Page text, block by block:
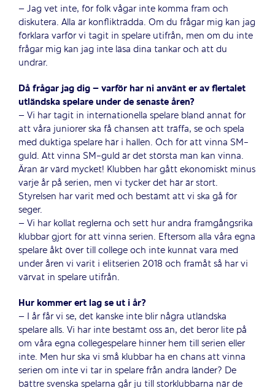
– Jag vet inte, för folk vågar inte komma fram och
diskutera. Alla är konflikträdda. Om du frågar mig kan jag
förklara varför vi tagit in spelare utifrån, men om du inte
frågar mig kan jag inte läsa dina tankar och att du
undrar.
Då frågar jag dig – varför har ni använt er av flertalet
utländska spelare under de senaste åren?
– Vi har tagit in internationella spelare bland annat för
att våra juniorer ska få chansen att träffa, se och spela
med duktiga spelare här i hallen. Och för att vinna SM-
guld. Att vinna SM-guld är det största man kan vinna.
Äran är värd mycket! Klubben har gått ekonomiskt minus
varje år på serien, men vi tycker det här är stort.
Styrelsen har varit med och bestämt att vi ska gå för
seger.
– Vi har kollat reglerna och sett hur andra framgångsrika
klubbar gjort för att vinna serien. Eftersom alla våra egna
spelare åkt över till college och inte kunnat vara med
under åren vi varit i elitserien 2018 och framåt så har vi
värvat in spelare utifrån.
Hur kommer ert lag se ut i år?
– I år får vi se, det kanske inte blir några utländska
spelare alls. Vi har inte bestämt oss än, det beror lite på
om våra egna collegespelare hinner hem till serien eller
inte. Men hur ska vi små klubbar ha en chans att vinna
serien om inte vi tar in spelare från andra länder? De
bättre svenska spelarna går ju till storklubbarna när de